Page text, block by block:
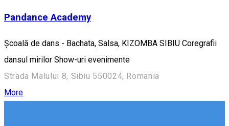
Pandance Academy
Școală de dans - Bachata, Salsa, KIZOMBA SIBIU Coregrafii
dansul mirilor Show-uri evenimente
Strada Malului 8, Sibiu 550024, Romania
More